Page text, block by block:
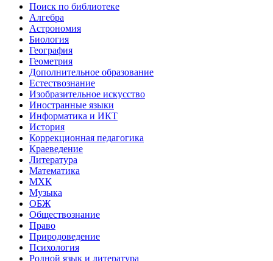
Поиск по библиотеке
Алгебра
Астрономия
Биология
География
Геометрия
Дополнительное образование
Естествознание
Изобразительное искусство
Иностранные языки
Информатика и ИКТ
История
Коррекционная педагогика
Краеведение
Литература
Математика
МХК
Музыка
ОБЖ
Обществознание
Право
Природоведение
Психология
Родной язык и литература